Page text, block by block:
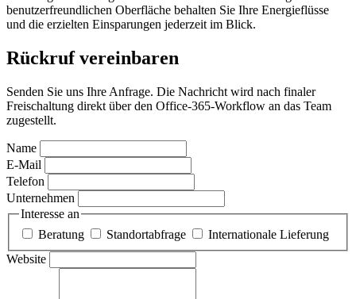
benutzerfreundlichen Oberfläche behalten Sie Ihre Energieflüsse
und die erzielten Einsparungen jederzeit im Blick.
Rückruf vereinbaren
Senden Sie uns Ihre Anfrage. Die Nachricht wird nach finaler
Freischaltung direkt über den Office-365-Workflow an das Team
zugestellt.
Name
E-Mail
Telefon
Unternehmen
Interesse an
Beratung
Standortabfrage
Internationale Lieferung
Website